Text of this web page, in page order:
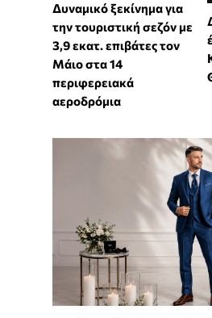
Δυναμικό ξεκίνημα για
την τουριστική σεζόν με
3,9 εκατ. επιβάτες τον
Μάιο στα 14
περιφερειακά
αεροδρόμια